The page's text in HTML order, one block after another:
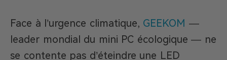
Face à l’urgence climatique, GEEKOM —
leader mondial du mini PC écologique — ne
se contente pas d’éteindre une LED